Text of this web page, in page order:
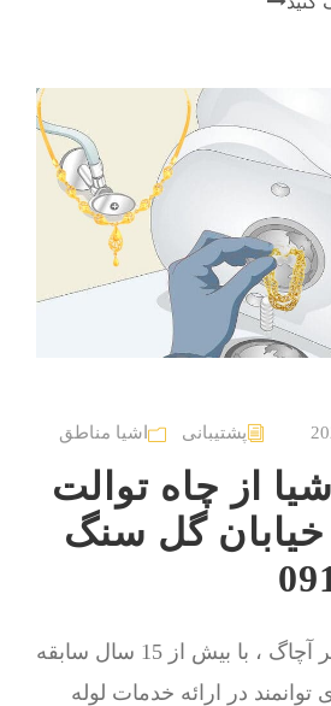
پشتیبانی اشیا مناطق
از چاه توالت
خیابان گل سنگ
گروه فنی آذین گستر آچاگ ، با بیش از 15 سال سابقه
در ارائه خدمات لوله